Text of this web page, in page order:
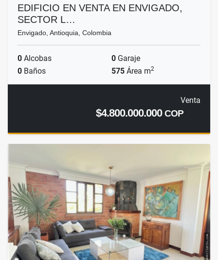
EDIFICIO EN VENTA EN ENVIGADO,
SECTOR L…
Envigado, Antioquia, Colombia
0 Alcobas 0 Garaje
0 Baños 575 Área m2
Venta
$4.800.000.000COP